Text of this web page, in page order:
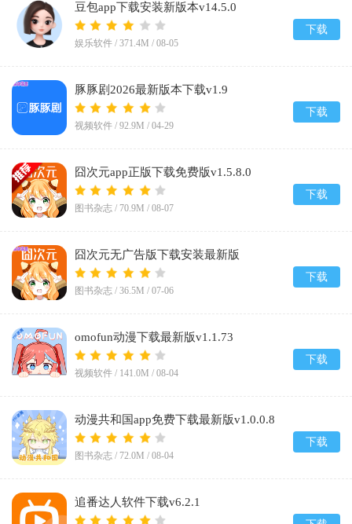
豆包app下载安装新版本v14.5.0
娱乐软件 / 371.4M / 08-05
下载
豚豚剧2026最新版本下载v1.9
视频软件 / 92.9M / 04-29
下载
囧次元app正版下载免费版v1.5.8.0
图书杂志 / 70.9M / 08-07
下载
囧次元无广告版下载安装最新版
2026v1.5.8.0
图书杂志 / 36.5M / 07-06
下载
omofun动漫下载最新版v1.1.73
视频软件 / 141.0M / 08-04
下载
动漫共和国app免费下载最新版v1.0.0.8
图书杂志 / 72.0M / 08-04
下载
追番达人软件下载v6.2.1